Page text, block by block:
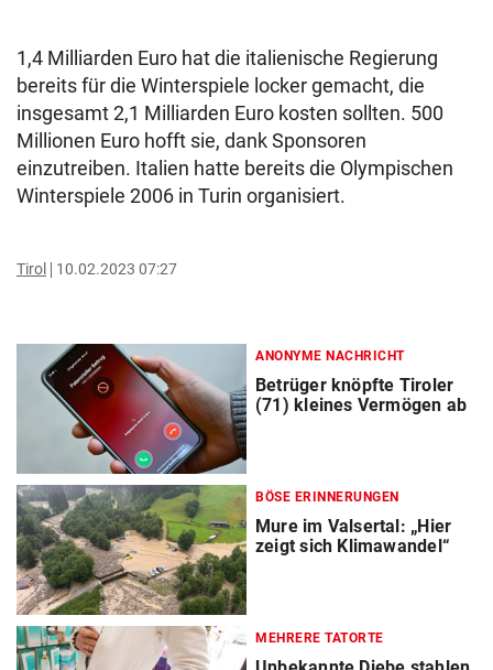
1,4 Milliarden Euro hat die italienische Regierung
bereits für die Winterspiele locker gemacht, die
insgesamt 2,1 Milliarden Euro kosten sollten. 500
Millionen Euro hofft sie, dank Sponsoren
einzutreiben. Italien hatte bereits die Olympischen
Winterspiele 2006 in Turin organisiert.
Tirol 10.02.2023 07:27
ANONYME NACHRICHT
Betrüger knöpfte Tiroler
(71) kleines Vermögen ab
BÖSE ERINNERUNGEN
Mure im Valsertal: „Hier
zeigt sich Klimawandel“
MEHRERE TATORTE